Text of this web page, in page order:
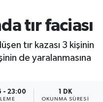
tır faciası
tır kazası 3 kişinin
de yaralanmasına
- 23:00 1 DK
OKUNMA SÜRESI
Fikstür